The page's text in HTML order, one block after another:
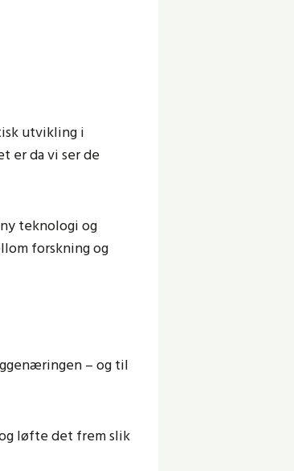
utvikling i
er da vi ser de
teknologi og
forskning og
– og til
løfte det frem slik